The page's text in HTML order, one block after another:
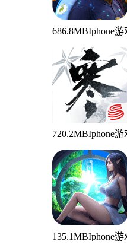
686.8MBIphone游
720.2MBIphone游
135.1MBIphone游